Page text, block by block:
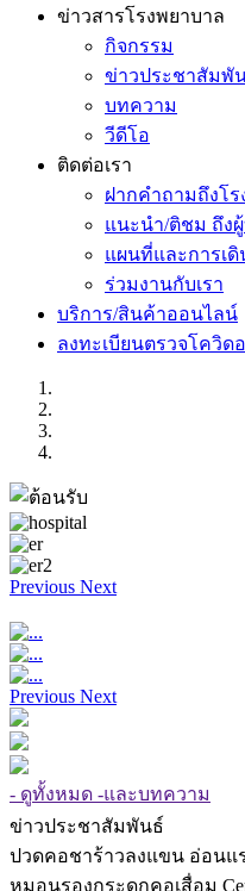
ข่าวสารโรงพยาบาล
กิจกรรม
ข่าวประชาสัมพั
บทความ
วีดีโอ
ติดต่อเรา
ฝากคำถามถึงโร
แนะนำ/ติชม ถึง
แผนที่และการเดิ
ร่วมงานกับเรา
บริการ/สินค้าออนไลน์
ลงทะเบียนตรวจโควิด
Previous Next
Previous Next
- ดูทั้งหมด -และบทความ
ข่าวประชาสัมพันธ์
ปวดคอชาร้าวลงแขน อ่อนแร
หมอนรองกระดูกคอเสื่อม